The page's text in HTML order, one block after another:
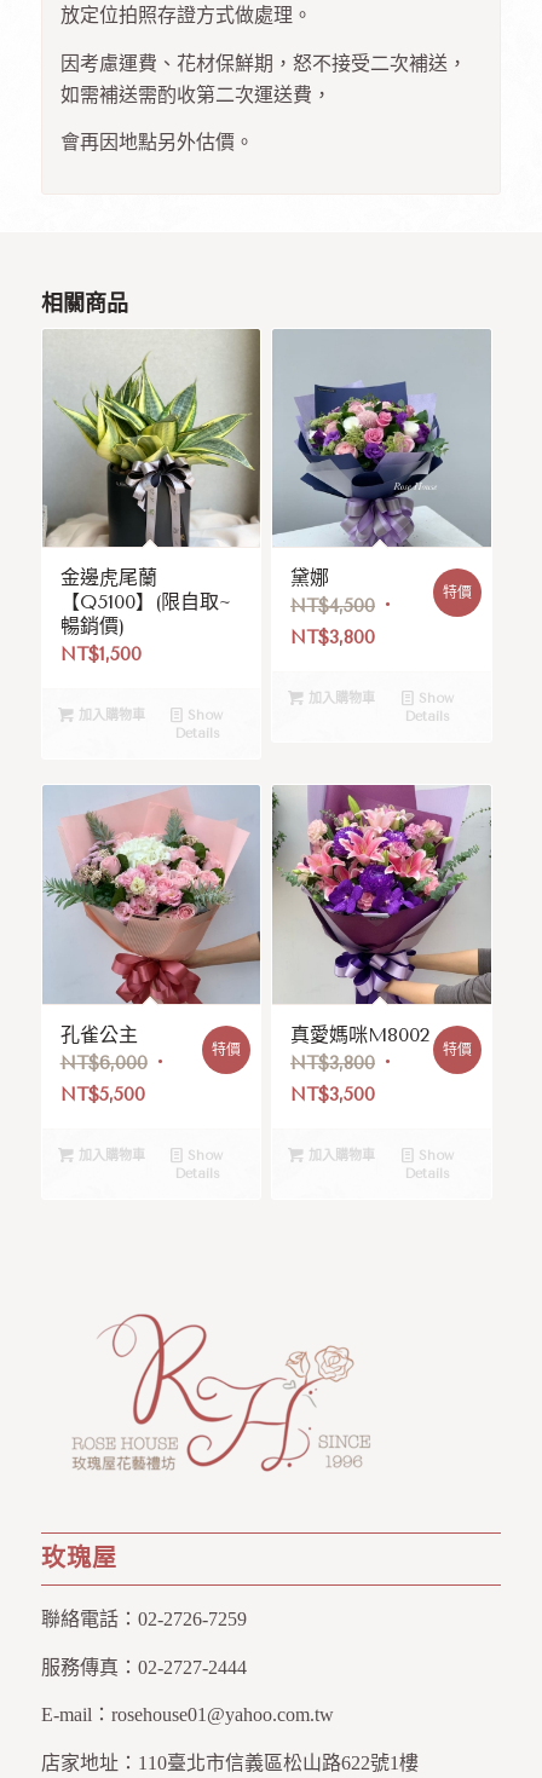
放定位拍照存證方式做處理。
因考慮運費、花材保鮮期，怒不接受二次補送，
如需補送需酌收第二次運送費，
會再因地點另外估價。
相關商品
金邊虎尾蘭
【Q5100】(限自取~
暢銷價)
NT$1,500
加入購物車
Show
Details
黛娜
NT$4,500
NT$3,800
特價
加入購物車
Show
Details
孔雀公主
NT$6,000
NT$5,500
特價
加入購物車
Show
Details
真愛媽咪M8002
NT$3,800
NT$3,500
特價
加入購物車
Show
Details
玫瑰屋
聯絡電話： 02-2726-7259
服務傳真： 02-2727-2444
E-mail： rosehouse01@yahoo.com.tw
店家地址： 110臺北市信義區松山路622號1樓